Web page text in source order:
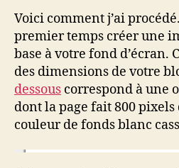
Voici comment j’ai
premier temps créer une
base à votre fond d’écran.
des dimensions de votre
dessous correspond à une
dont la page fait 800 pixels
couleur de fonds blanc